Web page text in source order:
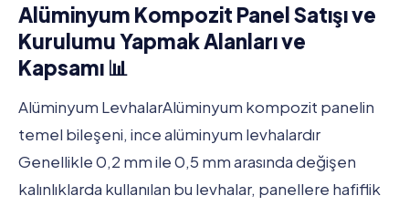
Alüminyum Kompozit Panel Satışı ve
Kurulumu Yapmak Alanları ve
Kapsamı 📊
Alüminyum LevhalarAlüminyum kompozit panelin
temel bileşeni, ince alüminyum levhalardır
Genellikle 0,2 mm ile 0,5 mm arasında değişen
kalınlıklarda kullanılan bu levhalar, panellere hafiflik